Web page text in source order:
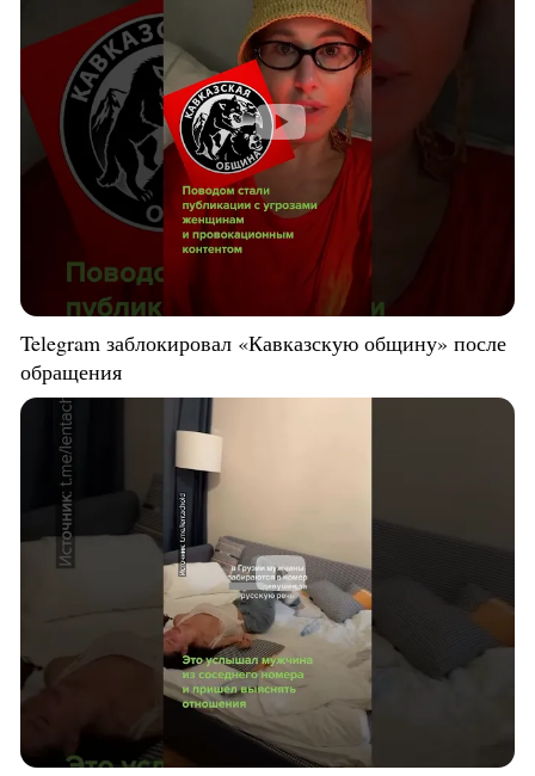
Telegram заблокировал «Кавказскую общину» после
обращения